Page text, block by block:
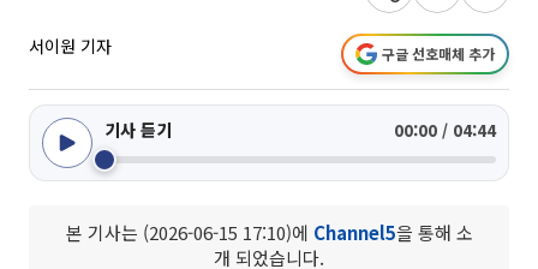
서이원 기자 구글 선호매체 추가
기사 듣기 00:00 / 04:44
본 기사는 (2026-06-15 17:10)에 Channel5을 통해 소
개 되었습니다.